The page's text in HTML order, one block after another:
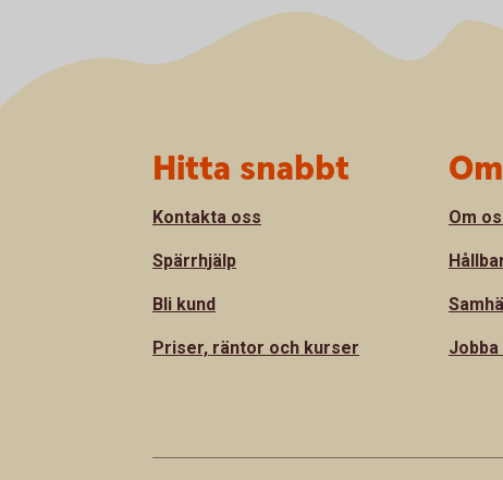
Hitta snabbt
Kontakta oss
Spärrhjälp
Bli kund
Priser, räntor och kurser
Om